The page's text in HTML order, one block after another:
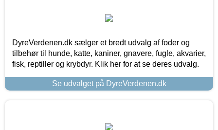
DyreVerdenen.dk sælger et bredt udvalg af foder og
tilbehør til hunde, katte, kaniner, gnavere, fugle, akvarier,
fisk, reptiller og krybdyr. Klik her for at se deres udvalg.
Se udvalget på DyreVerdenen.dk